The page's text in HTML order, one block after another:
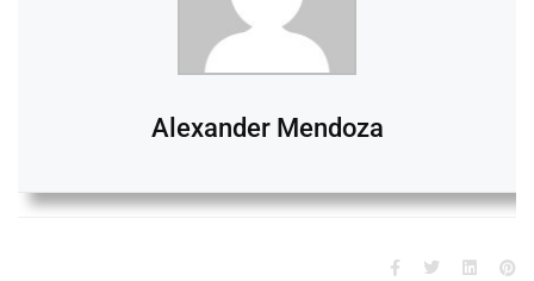
Alexander Mendoza